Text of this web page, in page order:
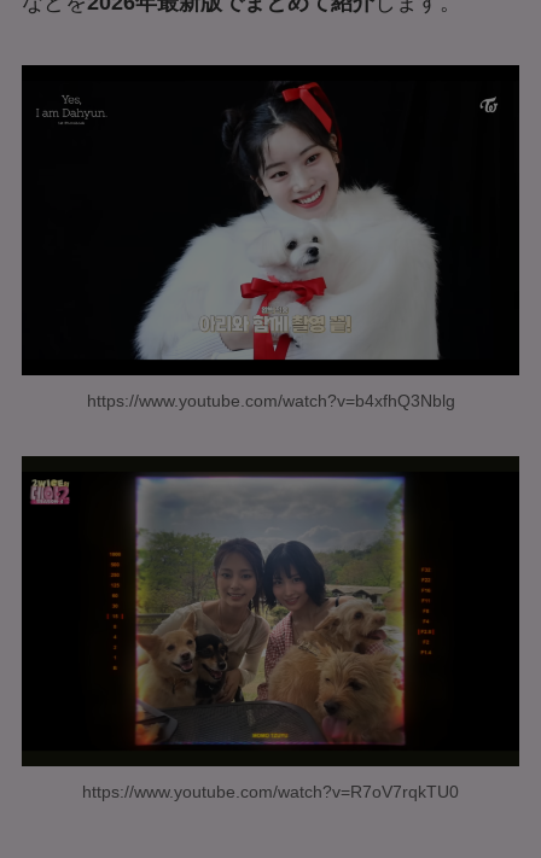
https://www.youtube.com/watch?v=b4xfhQ3Nblg
https://www.youtube.com/watch?v=R7oV7rqkTU0